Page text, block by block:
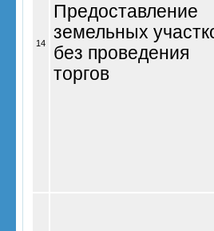
14
Предоставление
земельных
без проведения
торгов